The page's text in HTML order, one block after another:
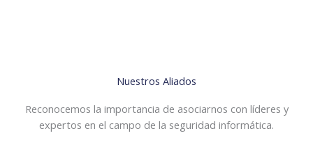
Nuestros Aliados
Reconocemos la importancia de asociarnos con líderes y
expertos en el campo de la seguridad informática.